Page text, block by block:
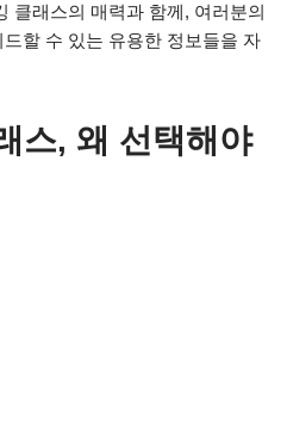
클래스의 매력과 함께, 여러분의
할 수 있는 유용한 정보들을 자
스, 왜 선택해야